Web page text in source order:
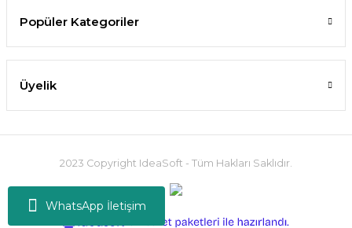
WhatsApp İletişim
Popüler Kategoriler
Üyelik
2023 Copyright IdeaSoft - Tüm Hakları Saklıdır.
e-